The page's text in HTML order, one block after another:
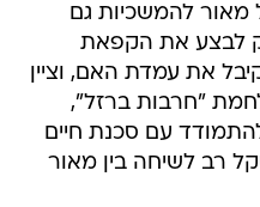
מאור להמשכיות גם
לבצע את הקפאת
את עמדת האם, וציין
"חרבות ברזל",
עם סכנת חיים
רב לשיחה בין מאור